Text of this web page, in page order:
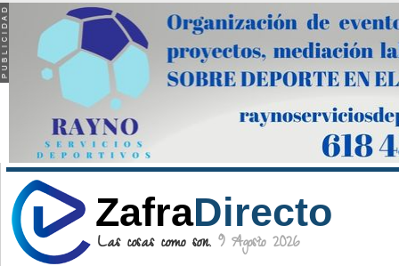
ZafraDirecto
Las cosas como son.9 Agosto 2026